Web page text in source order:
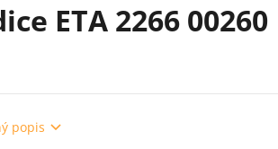
ETA 2266 00260
0 z 5 (0 recenzí)
popis